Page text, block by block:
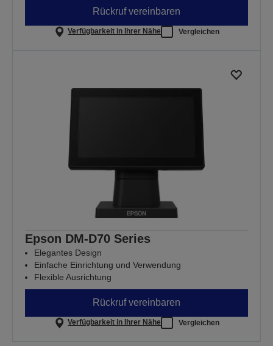
Rückruf vereinbaren
Verfügbarkeit in Ihrer Nähe Vergleichen
Epson DM-D70 Series
Elegantes Design
Einfache Einrichtung und Verwendung
Flexible Ausrichtung
Rückruf vereinbaren
Verfügbarkeit in Ihrer Nähe Vergleichen